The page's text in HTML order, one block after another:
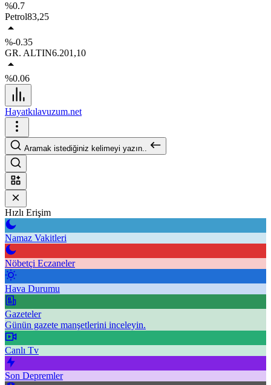
%0.7
Petrol83,25
%-0.35
GR. ALTIN6.201,10
%0.06
Hayatkılavuzum.net
Aramak istediğiniz kelimeyi yazın..
Hızlı Erişim
Namaz Vakitleri
Nöbetçi Eczaneler
Hava Durumu
Gazeteler
Günün gazete manşetlerini inceleyin.
Canlı Tv
Son Depremler